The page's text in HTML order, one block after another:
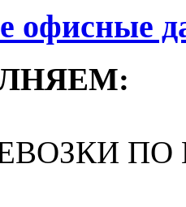
офисные